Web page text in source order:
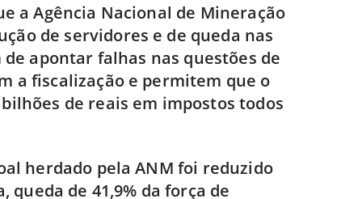
a Agência Nacional de Mineração
de servidores e de queda nas
apontar falhas nas questões de
a fiscalização e permitem que o
de reais em impostos todos
herdado pela ANM foi reduzido
queda de 41,9% da força de